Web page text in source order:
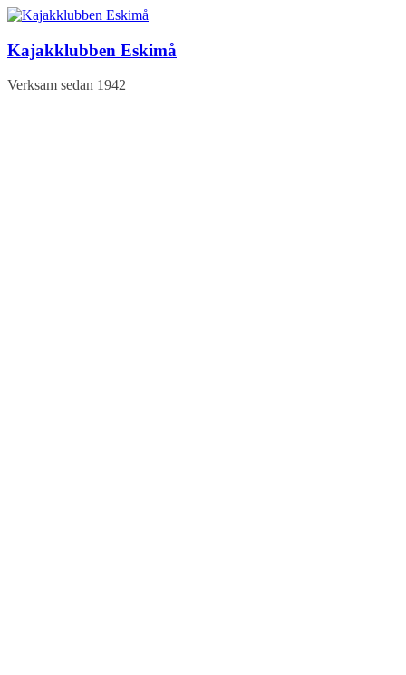
Hoppa
innehåll
Kajakklubben Eskimå
Verksam sedan 1942